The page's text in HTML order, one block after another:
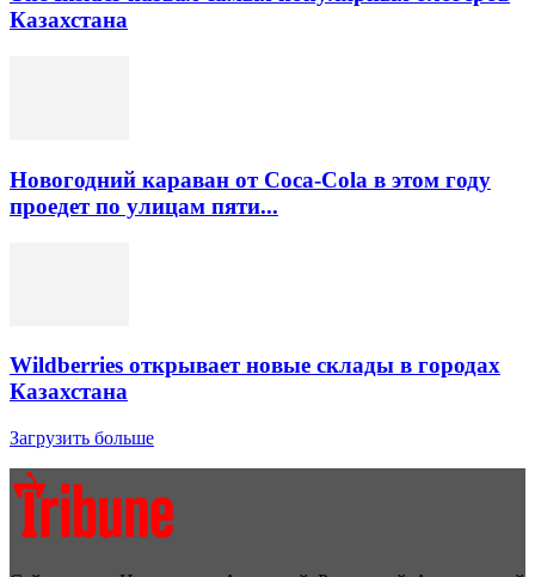
Казахстана
Новогодний караван от Coca-Cola в этом году
проедет по улицам пяти...
Wildberries открывает новые склады в городах
Казахстана
Загрузить больше